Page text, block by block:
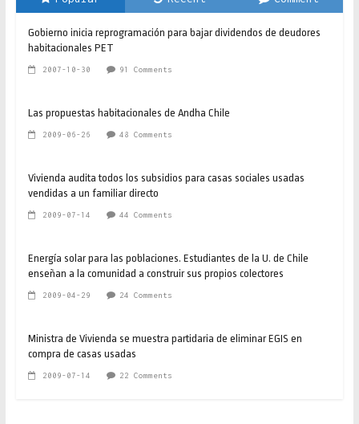
Gobierno inicia reprogramación para bajar dividendos de deudores
habitacionales PET
2007-10-30 91 Comments
Las propuestas habitacionales de Andha Chile
2009-06-26 48 Comments
Vivienda audita todos los subsidios para casas sociales usadas
vendidas a un familiar directo
2009-07-14 44 Comments
Energía solar para las poblaciones. Estudiantes de la U. de Chile
enseñan a la comunidad a construir sus propios colectores
2009-04-29 24 Comments
Ministra de Vivienda se muestra partidaria de eliminar EGIS en
compra de casas usadas
2009-07-14 22 Comments